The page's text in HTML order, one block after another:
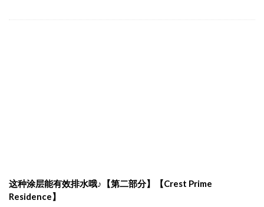
这种涂层能有效排水哦♪【第二部分】【Crest Prime
Residence】